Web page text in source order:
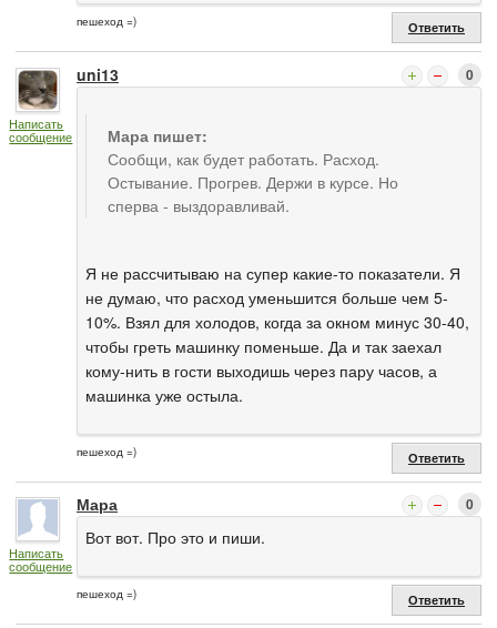
пешеход =) Ответить
Написать
сообщение
uni13 0
Мара пишет:
Сообщи, как будет работать. Расход.
Остывание. Прогрев. Держи в курсе. Но
сперва - выздоравливай.
Я не рассчитываю на супер какие-то показатели. Я
не думаю, что расход уменьшится больше чем 5-
10%. Взял для холодов, когда за окном минус 30-40,
чтобы греть машинку поменьше. Да и так заехал
кому-нить в гости выходишь через пару часов, а
машинка уже остыла.
пешеход =) Ответить
Написать
сообщение
Мара 0
Вот вот. Про это и пиши.
пешеход =) Ответить